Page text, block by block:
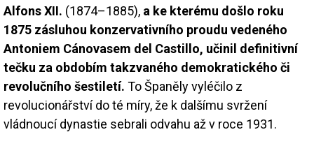
Alfons XII. (1874–1885), a ke kterému došlo roku
1875 zásluhou konzervativního proudu vedeného
Antoniem Cánovasem del Castillo, učinil definitivní
tečku za obdobím takzvaného demokratického či
revolučního šestiletí. To Španěly vyléčilo z
revolucionářství do té míry, že k dalšímu svržení
vládnoucí dynastie sebrali odvahu až v roce 1931.